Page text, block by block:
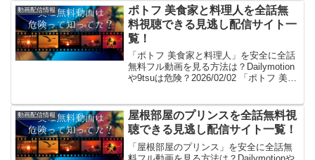
了、dailymotio...
動画配信情報
ポトフ 美食家と料理人を全話無
料視聴できる見逃し配信サイト一
覧！
「ポトフ 美食家と料理人」を安全に全話
無料フル動画を見る方法は？Dailymotion
や9tsuは危険？2026/02/02 「ポトフ 美食
ビス終了、dail...
動画配信情報
屋根部屋のプリンスを全話無料視
聴できる見逃し配信サイト一覧！
「屋根部屋のプリンス」を安全に全話無